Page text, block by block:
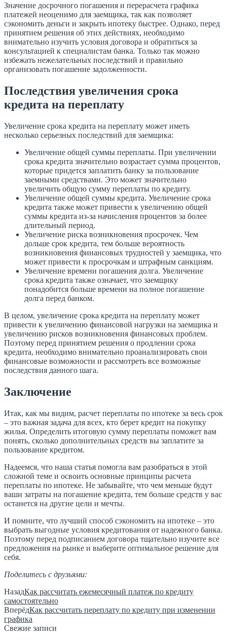
Значение досрочного погашения и перерасчета графика
платежей неоценимо для заемщика, так как позволяет
сэкономить деньги и закрыть ипотеку быстрее. Однако, перед
принятием решения об этих действиях, необходимо
внимательно изучить условия договора и обратиться за
консультацией к специалистам банка. Только так можно
избежать нежелательных последствий и правильно
организовать погашение задолженности.
Последствия увеличения срока
кредита на переплату
Увеличение срока кредита на переплату может иметь
несколько серьезных последствий для заемщика:
Увеличение общей суммы переплаты. При увеличении
срока кредита значительно возрастает сумма процентов,
которые придется заплатить банку за пользование
заемными средствами. Это может значительно
увеличить общую сумму переплаты по кредиту.
Увеличение общей суммы кредита. Увеличение срока
кредита также может привести к увеличению общей
суммы кредита из-за начисления процентов за более
длительный период.
Увеличение риска возникновения просрочек. Чем
дольше срок кредита, тем больше вероятность
возникновения финансовых трудностей у заемщика, что
может привести к просрочкам и штрафным санкциям.
Увеличение времени погашения долга. Увеличение
срока кредита также означает, что заемщику
понадобится больше времени на полное погашение
долга перед банком.
В целом, увеличение срока кредита на переплату может
привести к увеличению финансовой нагрузки на заемщика и
увеличению рисков возникновения финансовых проблем.
Поэтому перед принятием решения о продлении срока
кредита, необходимо внимательно проанализировать свои
финансовые возможности и рассмотреть все возможные
последствия данного шага.
Заключение
Итак, как мы видим, расчет переплаты по ипотеке за весь срок
– это важная задача для всех, кто берет кредит на покупку
жилья. Определить итоговую сумму переплаты поможет вам
понять, сколько дополнительных средств вы заплатите за
пользование кредитом.
Надеемся, что наша статья помогла вам разобраться в этой
сложной теме и освоить основные принципы расчета
переплаты по ипотеке. Не забывайте, что чем меньше будут
ваши затраты на погашение кредита, тем больше средств у вас
останется на другие цели и мечты.
И помните, что лучший способ сэкономить на ипотеке – это
выбрать выгодные условия кредитования от надежного банка.
Поэтому перед подписанием договора тщательно изучите все
предложения на рынке и выберите оптимальное решение для
себя.
Поделитесь с друзьями:
НазадКак рассчитать ежемесячный платеж по кредиту
самостоятельно
ВперёдКак рассчитать переплату по кредиту при изменении
графика
Свежие записи